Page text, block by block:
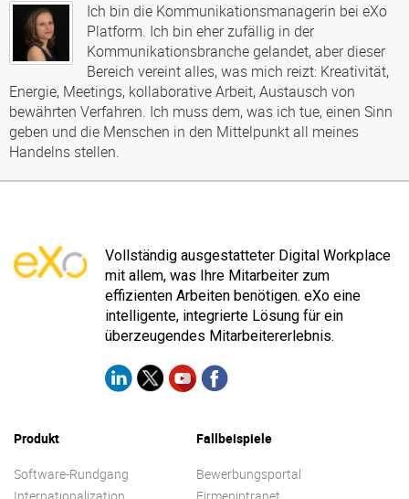
Ich bin die Kommunikationsmanagerin bei eXo
Platform. Ich bin eher zufällig in der
Kommunikationsbranche gelandet, aber dieser
Bereich vereint alles, was mich reizt: Kreativität,
Energie, Meetings, kollaborative Arbeit, Austausch von
bewährten Verfahren. Ich muss dem, was ich tue, einen Sinn
geben und die Menschen in den Mittelpunkt all meines
Handelns stellen.
Vollständig ausgestatteter Digital Workplace
mit allem, was Ihre Mitarbeiter zum
effizienten Arbeiten benötigen. eXo eine
intelligente, integrierte Lösung für ein
überzeugendes Mitarbeitererlebnis.
Produkt
Software-Rundgang
Fallbeispiele
Bewerbungsportal